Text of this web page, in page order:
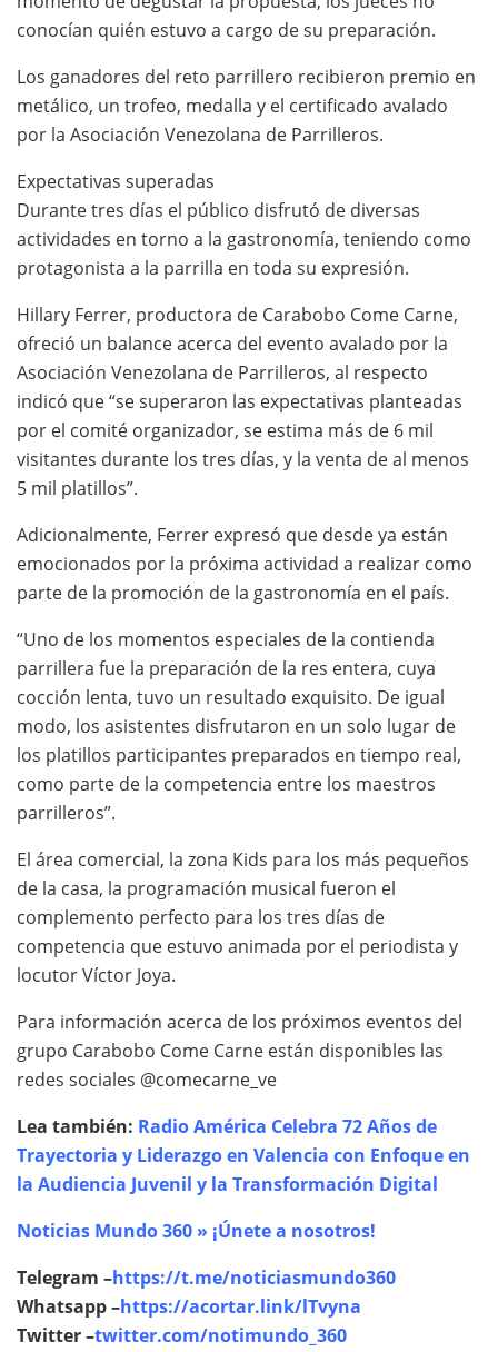
conocían quién estuvo a cargo de su preparación.
Los ganadores del reto parrillero recibieron premio en
metálico, un trofeo, medalla y el certificado avalado
por la Asociación Venezolana de Parrilleros.
Expectativas superadas
Durante tres días el público disfrutó de diversas
actividades en torno a la gastronomía, teniendo como
protagonista a la parrilla en toda su expresión.
Hillary Ferrer, productora de Carabobo Come Carne,
ofreció un balance acerca del evento avalado por la
Asociación Venezolana de Parrilleros, al respecto
indicó que “se superaron las expectativas planteadas
por el comité organizador, se estima más de 6 mil
visitantes durante los tres días, y la venta de al menos
5 mil platillos”.
Adicionalmente, Ferrer expresó que desde ya están
emocionados por la próxima actividad a realizar como
parte de la promoción de la gastronomía en el país.
“Uno de los momentos especiales de la contienda
parrillera fue la preparación de la res entera, cuya
cocción lenta, tuvo un resultado exquisito. De igual
modo, los asistentes disfrutaron en un solo lugar de
los platillos participantes preparados en tiempo real,
como parte de la competencia entre los maestros
parrilleros”.
El área comercial, la zona Kids para los más pequeños
de la casa, la programación musical fueron el
complemento perfecto para los tres días de
competencia que estuvo animada por el periodista y
locutor Víctor Joya.
Para información acerca de los próximos eventos del
grupo Carabobo Come Carne están disponibles las
redes sociales @comecarne_ve
Lea también: Radio América Celebra 72 Años de
Trayectoria y Liderazgo en Valencia con Enfoque en
la Audiencia Juvenil y la Transformación Digital
Noticias Mundo 360 » ¡Únete a nosotros!
Telegram –https://t.me/noticiasmundo360
Whatsapp –https://acortar.link/lTvyna
Twitter –twitter.com/notimundo_360